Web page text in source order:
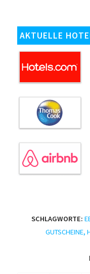
AKTUELLE
SCHLAGWORTE:
GUTSCHEINE,